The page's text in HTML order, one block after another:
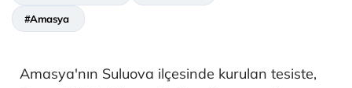
#Amasya
Amasya'nın Suluova ilçesinde kurulan tesiste,